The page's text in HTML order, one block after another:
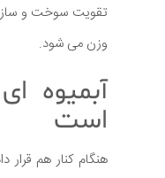
تقویت سوخت و
وزن می شود.
آبمیوه
است
هنگام کنار هم